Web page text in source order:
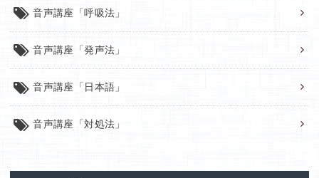
音声講座「呼吸法」
音声講座「発声法」
音声講座「日本語」
音声講座「対処法」